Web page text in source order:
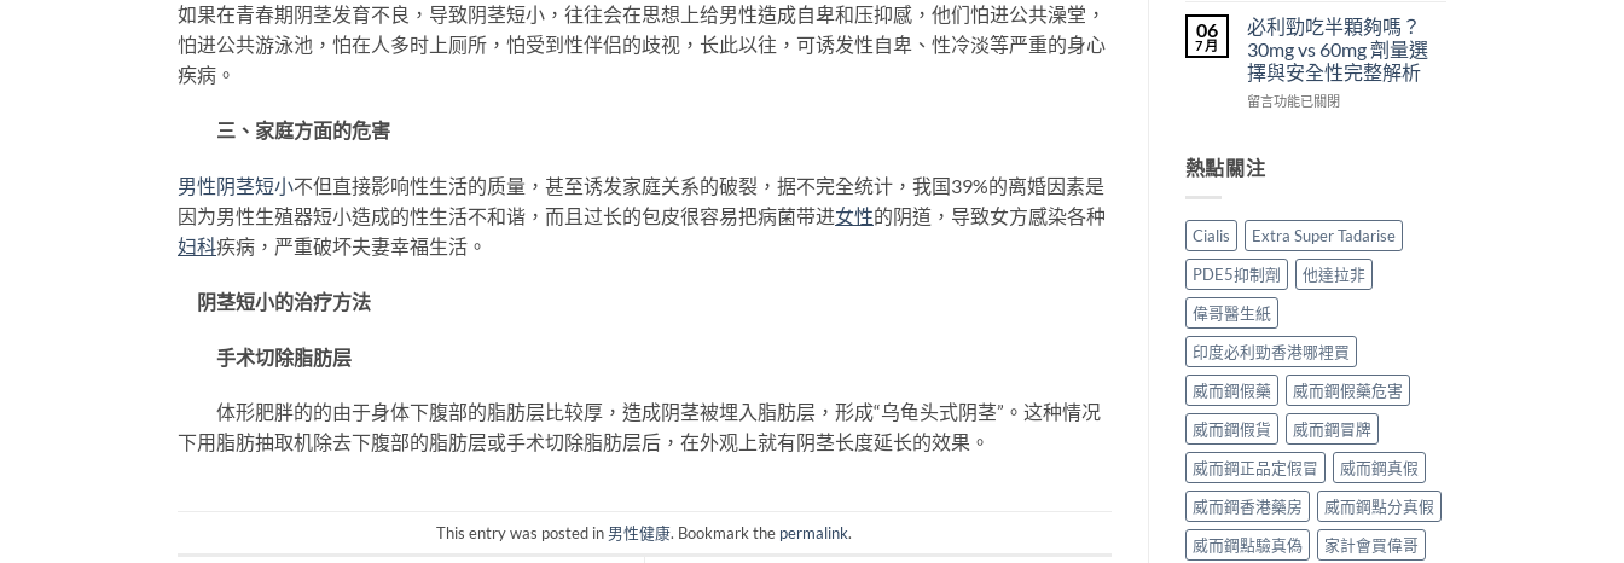
如果在青春期阴茎发育不良，导致阴茎短小，往往会在思想上给男性造成自卑和压抑感，他们怕进公共澡堂，
怕进公共游泳池，怕在人多时上厕所，怕受到性伴侣的歧视，长此以往，可诱发性自卑、性冷淡等严重的身心
疾病。
三、家庭方面的危害
男性阴茎短小不但直接影响性生活的质量，甚至诱发家庭关系的破裂，据不完全统计，我国39%的离婚因素是
因为男性生殖器短小造成的性生活不和谐，而且过长的包皮很容易把病菌带进女性的阴道，导致女方感染各种
妇科疾病，严重破坏夫妻幸福生活。
阴茎短小的治疗方法
手术切除脂肪层
体形肥胖的的由于身体下腹部的脂肪层比较厚，造成阴茎被埋入脂肪层，形成“乌龟头式阴茎”。这种情况
下用脂肪抽取机除去下腹部的脂肪层或手术切除脂肪层后，在外观上就有阴茎长度延长的效果。
This entry was posted in 男性健康. Bookmark the permalink.
大
嗎？〉
中
是
性
福
的
終
副
作
用
全
常
見
應、
發
生
率〉
中
利
士
（Cialis
犀
利
達
起
效
與
藥
效
持
續
完
整
指
南：
30
分
鐘
見
效、
最
06
7 月
必利勁吃半顆夠嗎？
30mg vs 60mg 劑量選
擇與安全性完整解析
在
勁
吃
顆
夠
嗎？
30mg
vs
60mg
劑
量
選
擇
與
安
全
性
完
整
解
留言功能已關閉
熱點關注
Cialis
Extra Super Tadarise
PDE5抑制劑
他達拉非
偉哥醫生紙
印度必利勁香港哪裡買
威而鋼假藥
威而鋼假藥危害
威而鋼假貨
威而鋼冒牌
威而鋼正品定假冒
威而鋼真假
威而鋼香港藥房
威而鋼點分真假
威而鋼點驗真偽
家計會買偉哥